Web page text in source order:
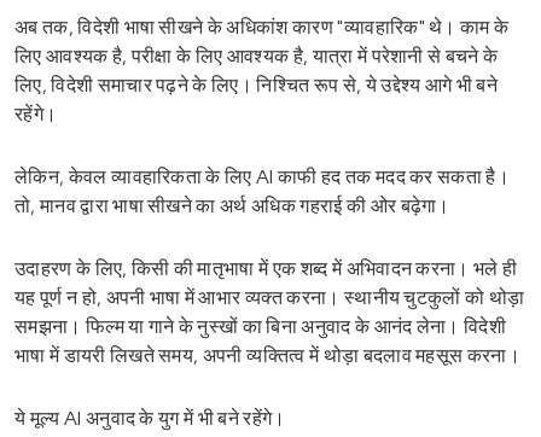
अब तक, विदेशी भाषा सीखने के अधिकांश कारण "व्यावहारिक" थे। काम के
लिए आवश्यक है, परीक्षा के लिए आवश्यक है, यात्रा में परेशानी से बचने के
लिए, विदेशी समाचार पढ़ने के लिए। निश्चित रूप से, ये उद्देश्य आगे भी बने
रहेंगे।
लेकिन, केवल व्यावहारिकता के लिए AI काफी हद तक मदद कर सकता है।
तो, मानव द्वारा भाषा सीखने का अर्थ अधिक गहराई की ओर बढ़ेगा।
उदाहरण के लिए, किसी की मातृभाषा में एक शब्द में अभिवादन करना। भले ही
यह पूर्ण न हो, अपनी भाषा में आभार व्यक्त करना। स्थानीय चुटकुलों को थोड़ा
समझना। फिल्म या गाने के नुस्खों का बिना अनुवाद के आनंद लेना। विदेशी
भाषा में डायरी लिखते समय, अपनी व्यक्तित्व में थोड़ा बदलाव महसूस करना।
ये मूल्य AI अनुवाद के युग में भी बने रहेंगे।